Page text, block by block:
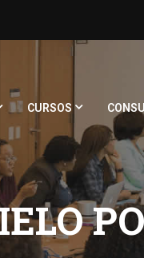
CURSOS